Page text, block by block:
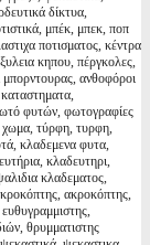
δίκτυα,
μπέκ, μπεκ, ποπ
ποτισματος, κέντρα
κηπου, πέργκολες,
ανθοφόροι
φυτών, φωτογραφίες
τύρφη, τυρφη,
κλαδεμενα φυτα,
κλαδευτηρι,
κλαδεματος,
ακροκόπτης,
θρυμματιστης